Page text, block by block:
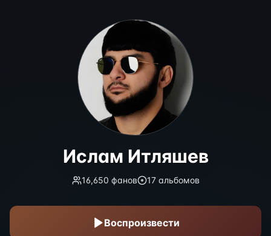
Ислам Итляшев
16,650 фанов 17альбомов
Воспроизвести